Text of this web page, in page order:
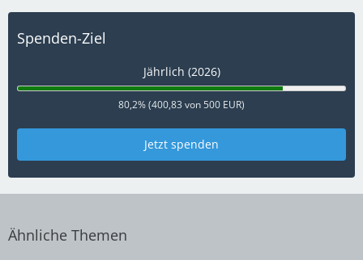
Spenden-Ziel
Jährlich (2026)
80,2% (400,83 von 500 EUR)
Jetzt spenden
Ähnliche Themen